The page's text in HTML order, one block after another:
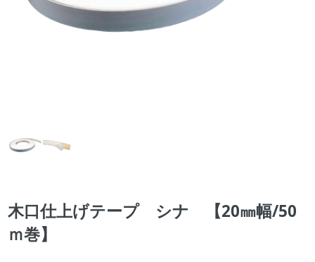
木口仕上げテープ シナ 【20㎜幅/50
ｍ巻】